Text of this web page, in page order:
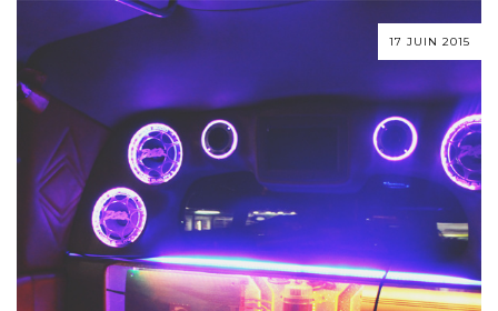
17 JUIN 2015